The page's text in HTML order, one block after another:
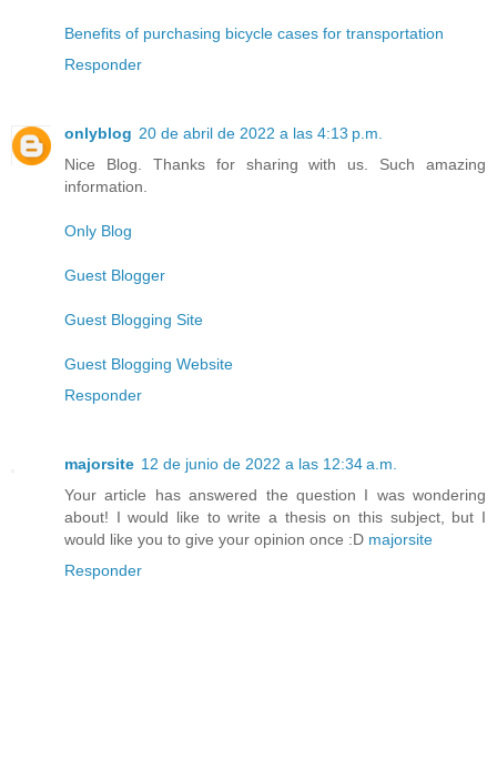
Benefits of purchasing bicycle cases for transportation
Responder
onlyblog 20 de abril de 2022 a las 4:13 p.m.
Nice Blog. Thanks for sharing with us. Such amazing
information.
Only Blog
Guest Blogger
Guest Blogging Site
Guest Blogging Website
Responder
majorsite 12 de junio de 2022 a las 12:34 a.m.
Your article has answered the question I was wondering
about! I would like to write a thesis on this subject, but I
would like you to give your opinion once :D majorsite
Responder